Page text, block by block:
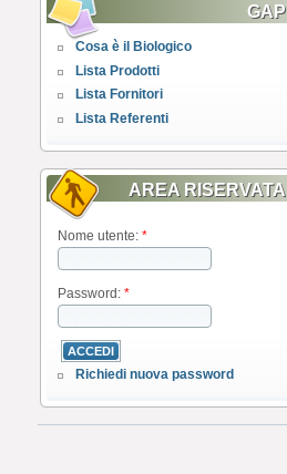
GAP
Cosa è il Biologico
Lista Prodotti
Lista Fornitori
Lista Referenti
AREA RISERVATA
Nome utente: *
Password: *
Richiedi nuova password